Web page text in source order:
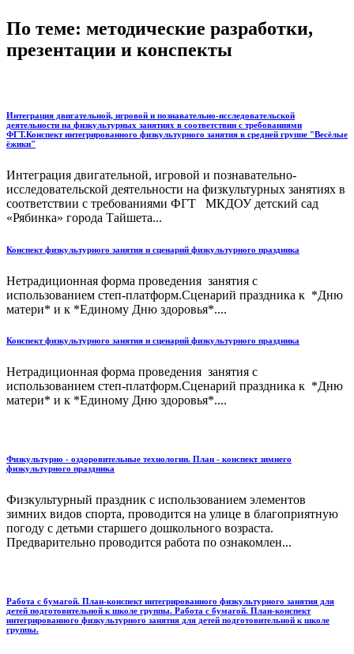
По теме: методические разработки,
презентации и конспекты
Интеграция двигательной, игровой и познавательно-исследовательской
деятельности на физкультурных занятиях в соответствии с требованиями
ФГТ.Конспект интегрированного физкультурного занятия в средней группе "Весёлые
ёжики"
Интеграция двигательной, игровой и познавательно-
исследовательской деятельности на физкультурных занятиях в
соответствии с требованиями ФГТ МКДОУ детский сад
«Рябинка» города Тайшета...
Конспект физкультурного занятия и сценарий физкультурного праздника
Нетрадиционная форма проведения занятия с
использованием степ-платформ.Сценарий праздника к *Дню
матери* и к *Единому Дню здоровья*....
Конспект физкультурного занятия и сценарий физкультурного праздника
Нетрадиционная форма проведения занятия с
использованием степ-платформ.Сценарий праздника к *Дню
матери* и к *Единому Дню здоровья*....
Физкультурно - оздоровительные технологии. План - конспект зимнего
физкультурного праздника
Физкультурный праздник с использованием элементов
зимних видов спорта, проводится на улице в благоприятную
погоду с детьми старшего дошкольного возраста.
Предварительно проводится работа по ознакомлен...
Работа с бумагой. План-конспект интегрированного физкультурного занятия для
детей подготовительной к школе группы. Работа с бумагой. План-конспект
интегрированного физкультурного занятия для детей подготовительной к школе
группы.